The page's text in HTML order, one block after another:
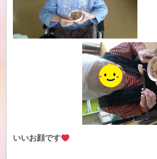
いいお顔です